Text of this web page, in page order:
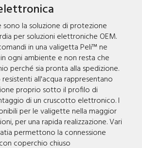
la soluzione di protezione
per soluzioni elettroniche OEM.
in una valigetta Peli™ ne
ogni ambiente e non resta che
perché sia pronta alla spedizione.
all'acqua rappresentano
proprio sotto il profilo di
di un cruscotto elettronico. I
per le valigette nella maggior
per una rapida realizzazione. Vari
permettono la connessione
coperchio chiuso